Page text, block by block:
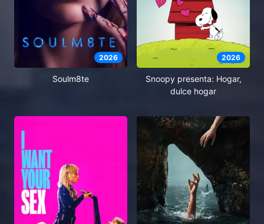
2026
Soulm8te
2026
Snoopy presenta: Hogar,
dulce hogar